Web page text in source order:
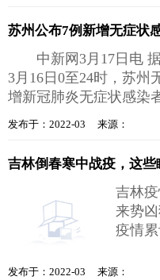
苏州公布7例新增无症状
中新网3月17日电 据
3月16日0至24时，苏州
增新冠肺炎无症状感染
发布于：2022-03 来源：
吉林倒春寒中战疫，这
吉林
来势
疫情
分夺
发布于：2022-03 来源：